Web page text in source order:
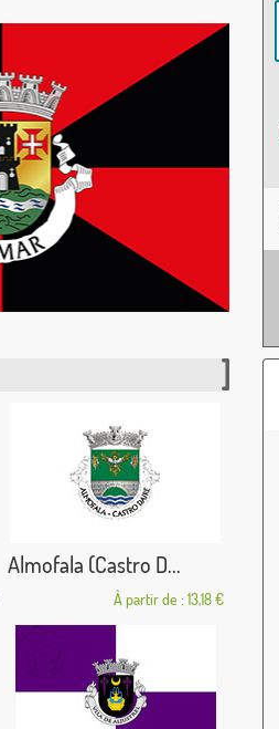
Almofala (Castro D...
À partir de : 13,18 €